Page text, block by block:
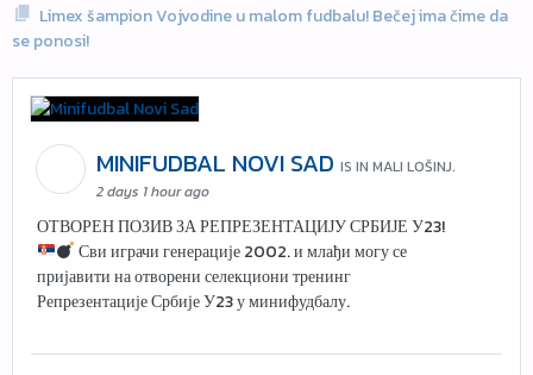
Limex šampion Vojvodine u malom fudbalu! Bečej ima čime da
se ponosi!
MINIFUDBAL NOVI SAD IS IN MALI LOŠINJ.
2 days 1 hour ago
ОТВОРЕН ПОЗИВ ЗА РЕПРЕЗЕНТАЦИЈУ СРБИЈЕ У23!
Сви играчи генерације 2002. и млађи могу се
пријавити на отворени селекциони тренинг
Репрезентације Србије У23 у минифудбалу.